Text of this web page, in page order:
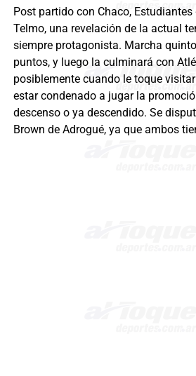
Post partido con Chaco,
Telmo, una revelación de la actual
siempre protagonista. Marcha
puntos, y luego la culminará con
posiblemente cuando le toque
estar condenado a jugar la
descenso o ya descendido. Se
Brown de Adrogué, ya que ambos